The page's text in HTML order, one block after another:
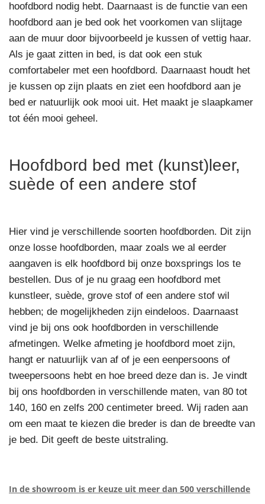
hoofdbord nodig hebt. Daarnaast is de functie van een
hoofdbord aan je bed ook het voorkomen van slijtage
aan de muur door bijvoorbeeld je kussen of vettig haar.
Als je gaat zitten in bed, is dat ook een stuk
comfortabeler met een hoofdbord. Daarnaast houdt het
je kussen op zijn plaats en ziet een hoofdbord aan je
bed er natuurlijk ook mooi uit. Het maakt je slaapkamer
tot één mooi geheel.
Hoofdbord bed met (kunst)leer,
suède of een andere stof
Hier vind je verschillende soorten hoofdborden. Dit zijn
onze losse hoofdborden, maar zoals we al eerder
aangaven is elk hoofdbord bij onze boxsprings los te
bestellen. Dus of je nu graag een hoofdbord met
kunstleer, suède, grove stof of een andere stof wil
hebben; de mogelijkheden zijn eindeloos. Daarnaast
vind je bij ons ook hoofdborden in verschillende
afmetingen. Welke afmeting je hoofdbord moet zijn,
hangt er natuurlijk van af of je een eenpersoons of
tweepersoons hebt en hoe breed deze dan is. Je vindt
bij ons hoofdborden in verschillende maten, van 80 tot
140, 160 en zelfs 200 centimeter breed. Wij raden aan
om een maat te kiezen die breder is dan de breedte van
je bed. Dit geeft de beste uitstraling.
In de showroom is er keuze uit meer dan 500 verschillende